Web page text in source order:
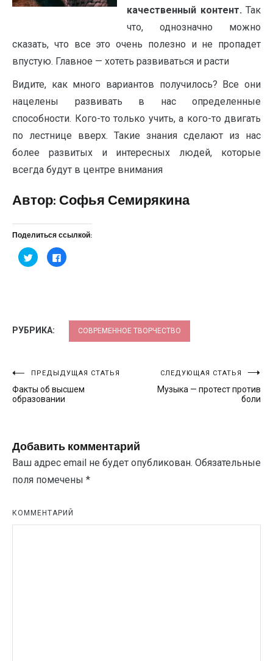
качественный контент. Так
что, однозначно можно
сказать, что все это очень полезно и не пропадет
впустую. Главное — хотеть развиваться и расти
Видите, как много вариантов получилось? Все они
нацелены развивать в нас определенные
способности. Кого-то только учить, а кого-то двигать
по лестнице вверх. Такие знания сделают из нас
более развитых и интересных людей, которые
всегда будут в центре внимания
Автор: Софья Семирякина
Поделиться ссылкой:
Нажмите,
чтобы
поделиться
Нажмите
здесь,
новом
окне)
РУБРИКА: СОВРЕМЕННОЕ ТВОРЧЕСТВО
Навигация
по
ПРЕДЫДУЩАЯ СТАТЬЯ
Факты об высшем
образовании
СЛЕДУЮЩАЯ СТАТЬЯ
Музыка — протест против
боли
Добавить комментарий
Ваш адрес email не будет опубликован. Обязательные
поля помечены *
КОММЕНТАРИЙ